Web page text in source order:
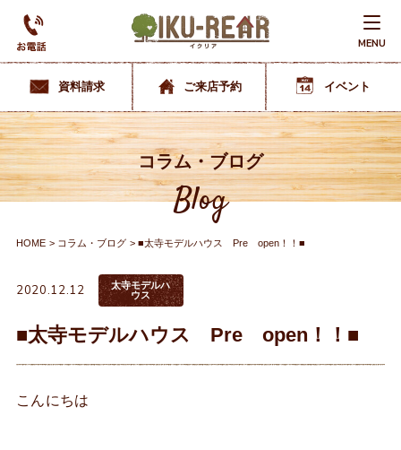
MENU
資料請求 ご来店予約 イベント
コラム・ブログ
Blog
HOME コラム・ブログ ■太寺モデルハウス Pre open！！■
2020.12.12
太寺モデルハ
ウス
■太寺モデルハウス Pre open！！■
こんにちは